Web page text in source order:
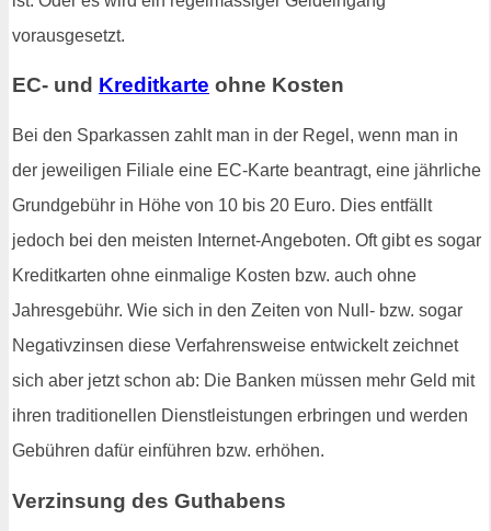
vorausgesetzt.
EC- und Kreditkarte ohne Kosten
Bei den Sparkassen zahlt man in der Regel, wenn man in
der jeweiligen Filiale eine EC-Karte beantragt, eine jährliche
Grundgebühr in Höhe von 10 bis 20 Euro. Dies entfällt
jedoch bei den meisten Internet-Angeboten. Oft gibt es sogar
Kreditkarten ohne einmalige Kosten bzw. auch ohne
Jahresgebühr. Wie sich in den Zeiten von Null- bzw. sogar
Negativzinsen diese Verfahrensweise entwickelt zeichnet
sich aber jetzt schon ab: Die Banken müssen mehr Geld mit
ihren traditionellen Dienstleistungen erbringen und werden
Gebühren dafür einführen bzw. erhöhen.
Verzinsung des Guthabens